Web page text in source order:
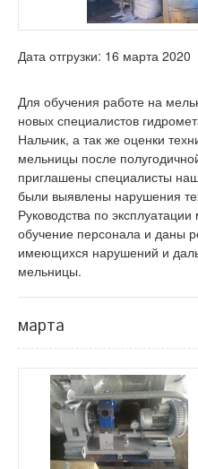
Дата отгрузки: 16 марта 2020
Для обучения работе на
новых специалистов
Нальчик, а так же оценки
мельницы после
приглашены специалисты
были выявлены нарушения
Руководства по
обучение персонала и даны
имеющихся нарушений и
мельницы.
марта